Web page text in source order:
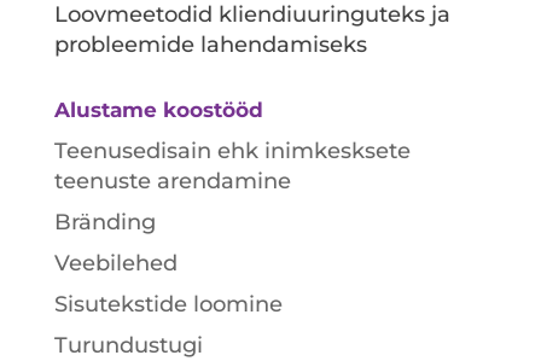
Loovmeetodid kliendiuuringuteks ja
probleemide lahendamiseks
Alustame koostööd
Teenusedisain ehk inimkesksete
teenuste arendamine
Bränding
Veebilehed
Sisutekstide loomine
Turundustugi